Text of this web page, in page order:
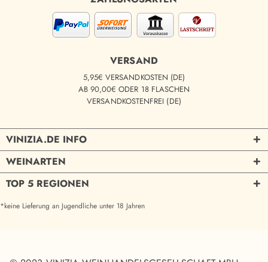
VERSAND
5,95€ VERSANDKOSTEN (DE)
AB 90,00€ ODER 18 FLASCHEN
VERSANDKOSTENFREI (DE)
VINIZIA.DE INFO
WEINARTEN
TOP 5 REGIONEN
*keine Lieferung an Jugendliche unter 18 Jahren